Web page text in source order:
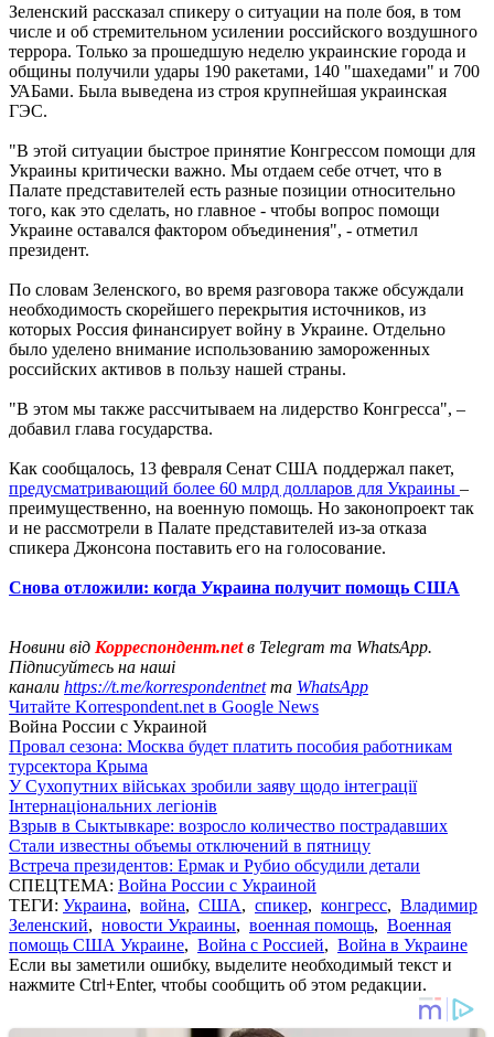
Зеленский рассказал спикеру о ситуации на поле боя, в том
числе и об стремительном усилении российского воздушного
террора. Только за прошедшую неделю украинские города и
общины получили удары 190 ракетами, 140 "шахедами" и 700
УАБами. Была выведена из строя крупнейшая украинская
ГЭС.
"В этой ситуации быстрое принятие Конгрессом помощи для
Украины критически важно. Мы отдаем себе отчет, что в
Палате представителей есть разные позиции относительно
того, как это сделать, но главное - чтобы вопрос помощи
Украине оставался фактором объединения", - отметил
президент.
По словам Зеленского, во время разговора также обсуждали
необходимость скорейшего перекрытия источников, из
которых Россия финансирует войну в Украине. Отдельно
было уделено внимание использованию замороженных
российских активов в пользу нашей страны.
"В этом мы также рассчитываем на лидерство Конгресса", –
добавил глава государства.
Как сообщалось, 13 февраля Сенат США поддержал пакет,
предусматривающий более 60 млрд долларов для Украины –
преимущественно, на военную помощь. Но законопроект так
и не рассмотрели в Палате представителей из-за отказа
спикера Джонсона поставить его на голосование.
Снова отложили: когда Украина получит помощь США
Новини від Корреспондент.netв Telegram та WhatsApp.
Підписуйтесь на наші
канали https://t.me/korrespondentnetта WhatsApp
Читайте Korrespondent.net в Google News
Война России с Украиной
Провал сезона: Москва будет платить пособия работникам
турсектора Крыма
У Сухопутних військах зробили заяву щодо інтеграції
Інтернаціональних легіонів
Взрыв в Сыктывкаре: возросло количество пострадавших
Стали известны объемы отключений в пятницу
Встреча президентов: Ермак и Рубио обсудили детали
СПЕЦТЕМА: Война России с Украиной
ТЕГИ: Украина, война, США, спикер, конгресс, Владимир
Зеленский, новости Украины, военная помощь, Военная
помощь США Украине, Война с Россией, Война в Украине
Если вы заметили ошибку, выделите необходимый текст и
нажмите Ctrl+Enter, чтобы сообщить об этом редакции.